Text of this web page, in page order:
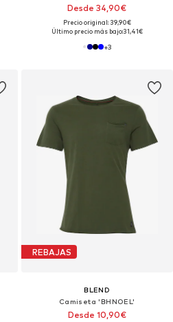
Desde 34,90€
Precio original: 39,90€
Último precio más bajo:31,41€
+3
REBAJAS
BLEND
Camiseta 'BHNOEL'
Desde 10,90€